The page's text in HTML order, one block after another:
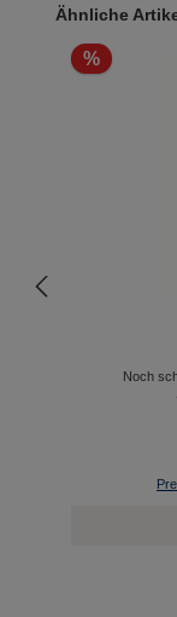
Produktgalerie
Ähnliche
%
Noch